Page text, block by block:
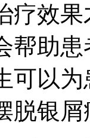
疗效
帮助
可以
脱银屑